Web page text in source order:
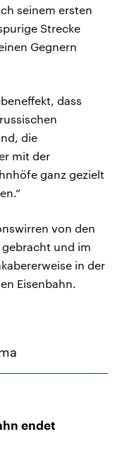
seinem ersten
Strecke
Gegnern
dass
die
mit der
ganz gezielt
von den
und im
in der
Eisenbahn.
endet